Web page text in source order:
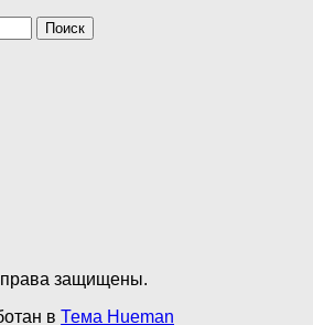
защищены.
в Тема Hueman